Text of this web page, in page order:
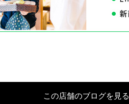
この店舗のブログを見る